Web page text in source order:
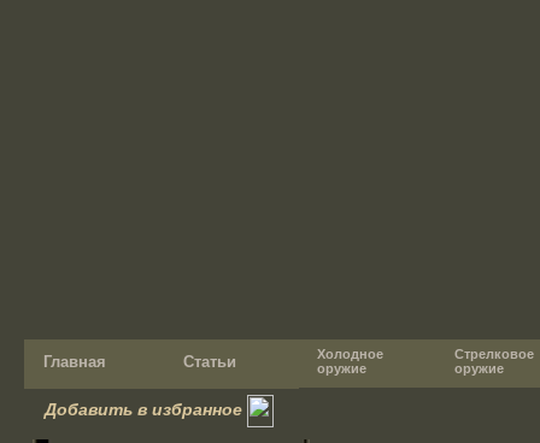
Главная Статьи
Холодное
оружие
Стрелковое
оружие
Добавить в избранное